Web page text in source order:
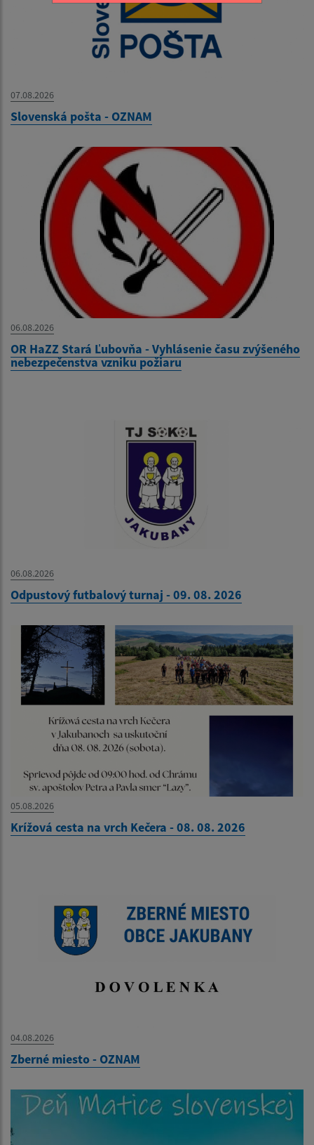
07.08.2026
Slovenská pošta - OZNAM
06.08.2026
OR HaZZ Stará Ľubovňa - Vyhlásenie času zvýšeného
nebezpečenstva vzniku požiaru
06.08.2026
Odpustový futbalový turnaj - 09. 08. 2026
05.08.2026
Krížová cesta na vrch Kečera - 08. 08. 2026
04.08.2026
Zberné miesto - OZNAM